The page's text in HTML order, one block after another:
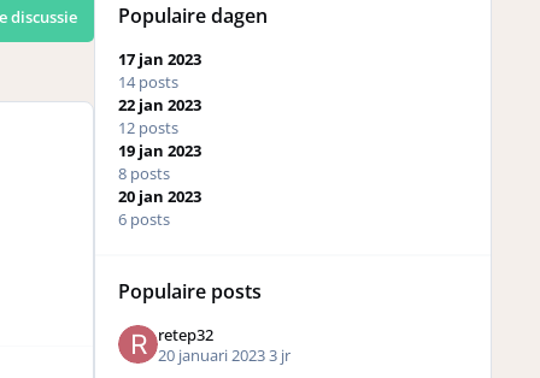
discussie Populaire dagen
17 jan 2023
14 posts
22 jan 2023
12 posts
19 jan 2023
8 posts
20 jan 2023
6 posts
Populaire posts
retep32
20 januari 20233 jr